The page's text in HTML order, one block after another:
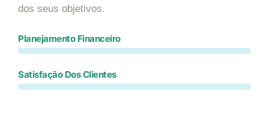
dos seus objetivos.
Planejamento Financeiro
Satisfação Dos Clientes